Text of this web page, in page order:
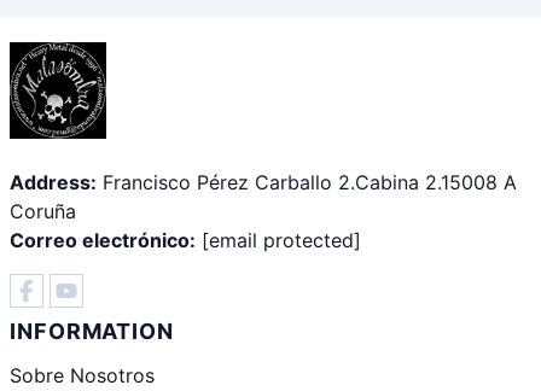
Address: Francisco Pérez Carballo 2.Cabina 2.15008 A
Coruña
Correo electrónico: [email protected]
INFORMATION
Sobre Nosotros